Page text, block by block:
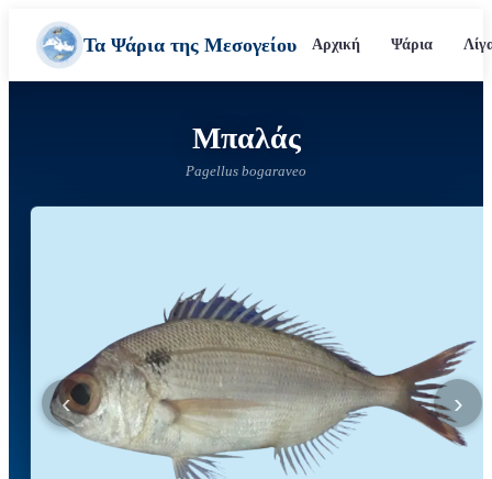
Τα Ψάρια της Μεσογείου Αρχική Ψάρια
Μπαλάς
Pagellus bogaraveo
‹ ›